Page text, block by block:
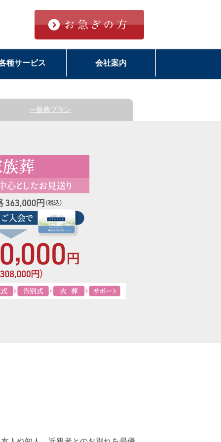
種サービス 会社案内
一般葬プラン